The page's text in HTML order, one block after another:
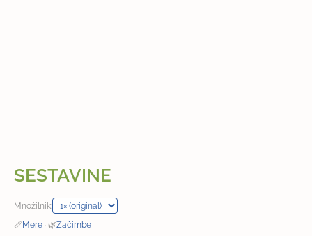
SESTAVINE
Množilnik:
📏Mere · 🌿Začimbe